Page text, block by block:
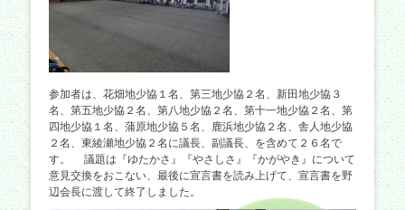
参加者は、花畑地少協１名、第三地少協２名、新田地少協３
名、第五地少協２名、第八地少協２名、第十一地少協２名、第
四地少協１名、蒲原地少協５名、鹿浜地少協２名、舎人地少協
２名、東綾瀬地少協２名に議長、副議長、を含めて２６名で
す。 議題は『ゆたかさ』『やさしさ』『かがやき』について
意見交換をおこない、最後に宣言書を読み上げて、宣言書を野
辺会長に渡して終了しました。